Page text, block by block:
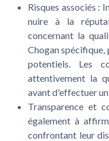
Risques associés :
nuire à la
concernant la
Chogan spécifique,
potentiels. Les
attentivement la
avant d'effectuer
Transparence et
également à
confrontant leur